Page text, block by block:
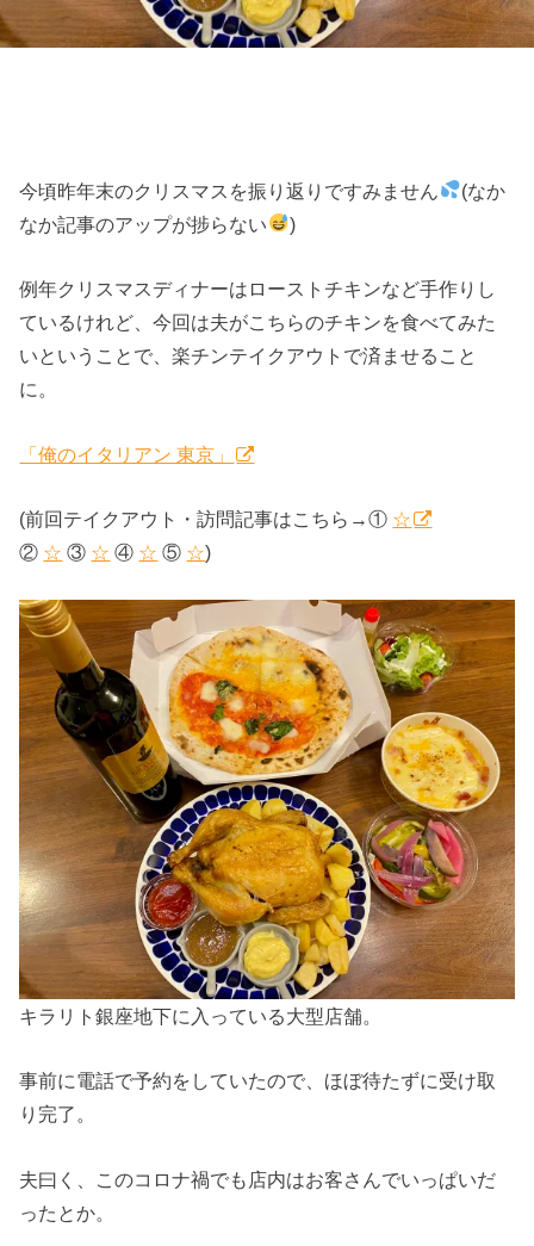
今頃昨年末のクリスマスを振り返りですみません
(なか
なか記事のアップが捗らない
)
例年クリスマスディナーはローストチキンなど手作りし
ているけれど、今回は夫がこちらのチキンを食べてみた
いということで、楽チンテイクアウトで済ませること
に。
「俺のイタリアン 東京」
(前回テイクアウト・訪問記事はこちら→① ☆
② ☆ ③ ☆ ④ ☆ ⑤ ☆)
キラリト銀座地下に入っている大型店舗。
事前に電話で予約をしていたので、ほぼ待たずに受け取
り完了。
夫曰く、このコロナ禍でも店内はお客さんでいっぱいだ
ったとか。